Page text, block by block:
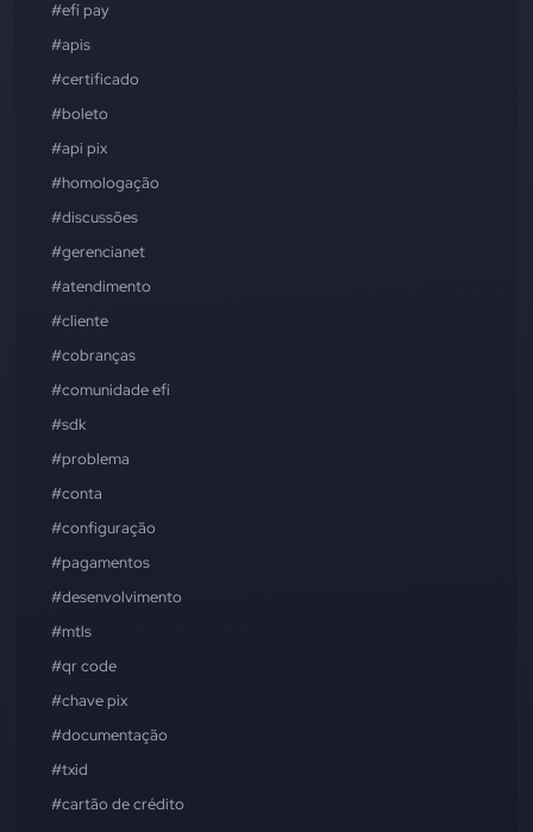
#efí pay
#apis
#certificado
#boleto
#api pix
#homologação
#discussões
#gerencianet
#atendimento
#cliente
#cobranças
#comunidade efí
#sdk
#problema
#conta
#configuração
#pagamentos
#desenvolvimento
#mtls
#qr code
#chave pix
#documentação
#txid
#cartão de crédito